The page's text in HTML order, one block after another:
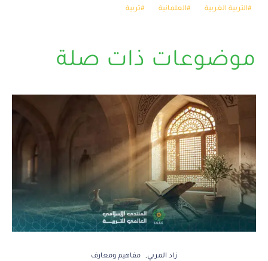
التربية الغربية العلمانية تربية
موضوعات ذات صلة
زاد المربي مفاهيم ومعارف